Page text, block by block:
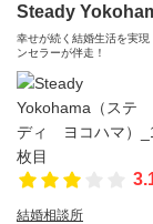
Steady
幸せが続く結婚生活を実
ンセラーが伴走！
結婚相談所